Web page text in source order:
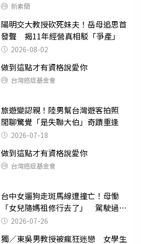
新素簡
陽明交大教授砍死妹夫！岳母追思首
發聲 揭11年經營真相駁「爭產」
2026-08-02
做到這點才有資格說愛你
台灣癌症基金會
旅遊變認親！陸男幫台灣遊客拍照
閒聊驚覺「是失聯大伯」奇蹟重逢
2026-07-18
做到這點才有資格說愛你
台灣癌症基金會
台中女遛狗走斑馬線遭撞亡！母慟
「女兒隨媽祖修行去了」 駕駛過失
致死判9月
2026-07-26
獨／東吳男教授被瘋狂迷戀 女學生